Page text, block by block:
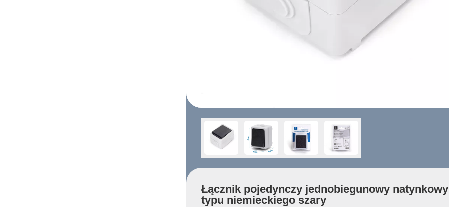
Łącznik pojedynczy jednobiegunowy natynkowy
typu niemieckiego szary